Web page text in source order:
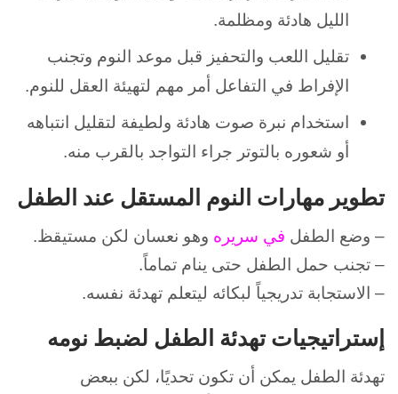
الليل هادئة ومظلمة.
تقليل اللعب والتحفيز قبل موعد النوم وتجنب
الإفراط في التفاعل أمر مهم لتهيئة العقل للنوم.
استخدام نبرة صوت هادئة ولطيفة لتقليل انتباهه
أو شعوره بالتوتر جراء التواجد بالقرب منه.
تطوير مهارات النوم المستقل عند الطفل
– وضع الطفل في سريره وهو نعسان لكن مستيقظ.
– تجنب حمل الطفل حتى ينام تماماً.
– الاستجابة تدريجياً لبكائه ليتعلم تهدئة نفسه.
إستراتيجيات تهدئة الطفل لضبط نومه
تهدئة الطفل يمكن أن تكون تحديًا، لكن ببعض